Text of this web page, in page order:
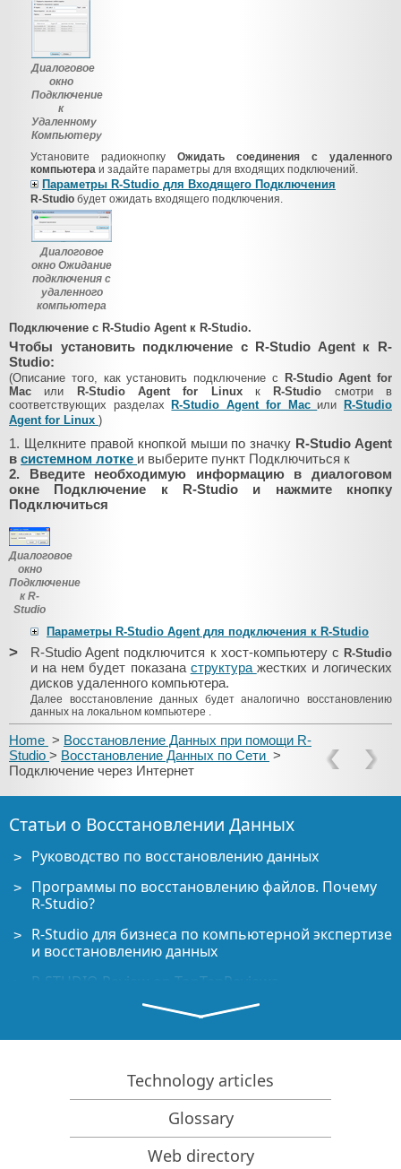
Диалоговое
окно
Подключение
к
Удаленному
Компьютеру
Установите радиокнопку Ожидать соединения с удаленного
компьютера и задайте параметры для входящих подключений.
Параметры R-Studio для Входящего Подключения
R-Studio будет ожидать входящего подключения.
Диалоговое
окно Ожидание
подключения с
удаленного
компьютера
Подключение с R-Studio Agent к R-Studio.
Чтобы установить подключение с R-Studio Agent к R-
Studio:
(Описание того, как установить подключение с R-Studio Agent for
Mac или R-Studio Agent for Linux к R-Studio смотри в
соответствующих разделахR-Studio Agent for Mac илиR-Studio
Agent for Linux )
1. Щелкните правой кнопкой мыши по значку R-Studio Agent
в системном лотке и выберите пункт Подключиться к
2. Введите необходимую информацию в диалоговом
окне Подключение к R-Studio и нажмите кнопку
Подключиться
Диалоговое
окно
Подключение
к R-
Studio
Параметры R-Studio Agent для подключения к R-Studio
> R-Studio Agent подключится к хост-компьютеру с R-Studio
и на нем будет показана структура жестких и логических
дисков удаленного компьютера.
Далее восстановление данных будет аналогично восстановлению
данных на локальном компьютере
Home > Восстановление Данных при помощи R-
Studio > Восстановление Данных по Сети >
Подключение через Интернет
Статьи о Восстановлении Данных
Руководство по восстановлению данных
Программы по восстановлению файлов. Почему
R-Studio?
R-Studio для бизнеса по компьютерной экспертизе
и восстановлению данных
R-STUDIO Review on TopTenReviews
Особенности восстановления файлов с устройств
команду TRIM/UNMAP
Как восстановить данные с устройств NVMe
Оценки успешности восстановления данных для
Восстановление Перезаписанных данных
Technology articles
Glossary
Web directory